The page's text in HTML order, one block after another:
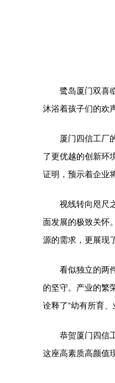
鹭岛厦门双喜
沐浴着孩子们的欢
厦门四信工厂
了更优越的创新环
证明，预示着企业
视线转向咫尺
面发展的极致关怀
源的需求，更展现
看似独立的两
的坚守。产业的繁
诠释了“幼有所育、
恭贺厦门四信
这座高素质高颜值